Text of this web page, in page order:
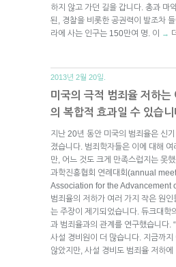
하지 않고 가던 길을 갑니다. 총과 마
된, 경찰을 비롯한 공권력이 발조차
라에 사는 인구는 150만여 명. 이
→
2013년 2월 20일.
미국의 극적 범죄율 저하는
의 복합적 효과일 수 있습니
지난 20년 동안 미국의 범죄율은 신
졌습니다. 범죄학자들은 이에 대해 여
만, 어느 것도 크게 만족스럽지는 못
과학진흥협회 연례대회(annual
Association for the Advancement
범죄율의 저하가 여러 가지 작은 원
는 주장이 제기되었습니다. 듀크대학
과 범죄율과의 관계를 연구했습니다.
사설 경비원이 더 많습니다. 지금까지
않았지만, 사설 경비도 범죄율 저하에